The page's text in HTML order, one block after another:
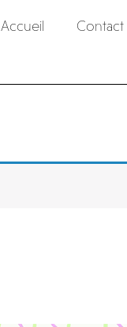
Accueil Contact